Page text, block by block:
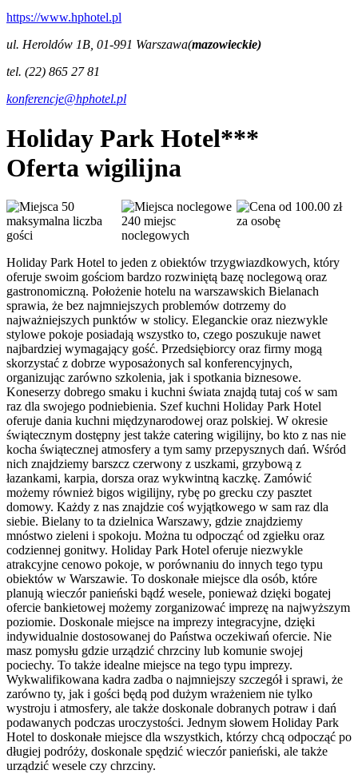
https://www.hphotel.pl
ul. Heroldów 1B, 01-991 Warszawa(mazowieckie)
tel. (22) 865 27 81
konferencje@hphotel.pl
Holiday Park Hotel***
Oferta wigilijna
50
maksymalna liczba
gości
240 miejsc
noclegowych
od 100.00 zł
za osobę
Holiday Park Hotel to jeden z obiektów trzygwiazdkowych, który
oferuje swoim gościom bardzo rozwiniętą bazę noclegową oraz
gastronomiczną. Położenie hotelu na warszawskich Bielanach
sprawia, że bez najmniejszych problemów dotrzemy do
najważniejszych punktów w stolicy. Eleganckie oraz niezwykle
stylowe pokoje posiadają wszystko to, czego poszukuje nawet
najbardziej wymagający gość. Przedsiębiorcy oraz firmy mogą
skorzystać z dobrze wyposażonych sal konferencyjnych,
organizując zarówno szkolenia, jak i spotkania biznesowe.
Koneserzy dobrego smaku i kuchni świata znajdą tutaj coś w sam
raz dla swojego podniebienia. Szef kuchni Holiday Park Hotel
oferuje dania kuchni międzynarodowej oraz polskiej. W okresie
świątecznym dostępny jest także catering wigilijny, bo kto z nas nie
kocha świątecznej atmosfery a tym samy przepysznych dań. Wśród
nich znajdziemy barszcz czerwony z uszkami, grzybową z
łazankami, karpia, dorsza oraz wykwintną kaczkę. Zamówić
możemy również bigos wigilijny, rybę po grecku czy pasztet
domowy. Każdy z nas znajdzie coś wyjątkowego w sam raz dla
siebie. Bielany to ta dzielnica Warszawy, gdzie znajdziemy
mnóstwo zieleni i spokoju. Można tu odpocząć od zgiełku oraz
codziennej gonitwy. Holiday Park Hotel oferuje niezwykle
atrakcyjne cenowo pokoje, w porównaniu do innych tego typu
obiektów w Warszawie. To doskonałe miejsce dla osób, które
planują wieczór panieński bądź wesele, ponieważ dzięki bogatej
ofercie bankietowej możemy zorganizować imprezę na najwyższym
poziomie. Doskonale miejsce na imprezy integracyjne, dzięki
indywidualnie dostosowanej do Państwa oczekiwań ofercie. Nie
masz pomysłu gdzie urządzić chrzciny lub komunie swojej
pociechy. To także idealne miejsce na tego typu imprezy.
Wykwalifikowana kadra zadba o najmniejszy szczegół i sprawi, że
zarówno ty, jak i gości będą pod dużym wrażeniem nie tylko
wystroju i atmosfery, ale także doskonale dobranych potraw i dań
podawanych podczas uroczystości. Jednym słowem Holiday Park
Hotel to doskonałe miejsce dla wszystkich, którzy chcą odpocząć po
długiej podróży, doskonale spędzić wieczór panieński, ale także
urządzić wesele czy chrzciny.